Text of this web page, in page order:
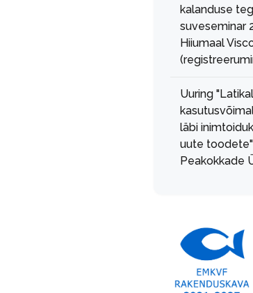
kalanduse
suveseminar
Hiiumaal
Uuring
läbi
uute
Peakokkade